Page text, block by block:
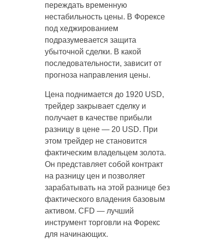
переждать временную
нестабильность цены. В Форексе
под хеджированием
подразумевается защита
убыточной сделки. В какой
последовательности, зависит от
прогноза направления цены.
Цена поднимается до 1920 USD,
трейдер закрывает сделку и
получает в качестве прибыли
разницу в цене — 20 USD. При
этом трейдер не становится
фактическим владельцем золота.
Он представляет собой контракт
на разницу цен и позволяет
зарабатывать на этой разнице без
фактического владения базовым
активом. CFD — лучший
инструмент торговли на Форекс
для начинающих.